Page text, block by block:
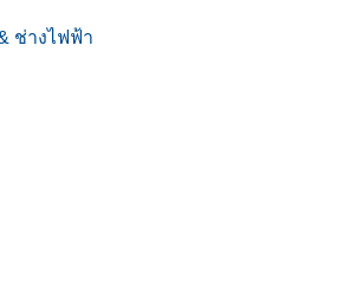
ช่างไฟฟ้า